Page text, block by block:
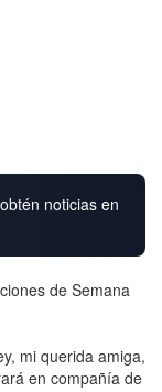
noticias en
de Semana
mi querida amiga,
en compañía de